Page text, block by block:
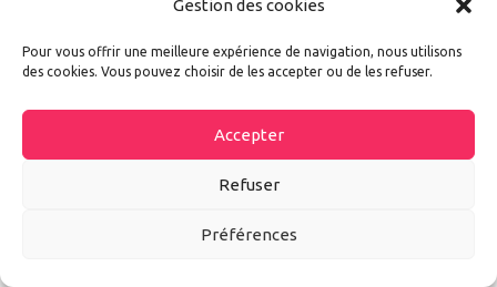
Gestion des cookies
Pour vous offrir une meilleure expérience de navigation, nous utilisons
des cookies. Vous pouvez choisir de les accepter ou de les refuser.
Accepter
Refuser
Préférences